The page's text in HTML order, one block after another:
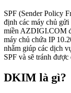
SPF (Sender Policy
định các máy chủ
miền AZDIGI.COM
máy chủ chứa IP
nhằm giúp các dịch
SPF và sẽ tránh
DKIM là gì?